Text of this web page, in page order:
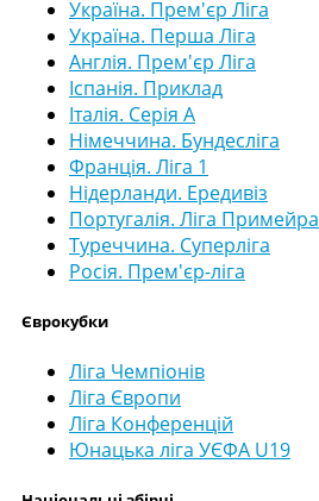
Україна. Прем'єр Ліга
Україна. Перша Ліга
Англія. Прем'єр Ліга
Іспанія. Приклад
Італія. Серія А
Німеччина. Бундесліга
Франція. Ліга 1
Нідерланди. Ередивіз
Португалія. Ліга Примейра
Туреччина. Суперліга
Росія. Прем'єр-ліга
Єврокубки
Ліга Чемпіонів
Ліга Європи
Ліга Конференцій
Юнацька ліга УЄФА U19